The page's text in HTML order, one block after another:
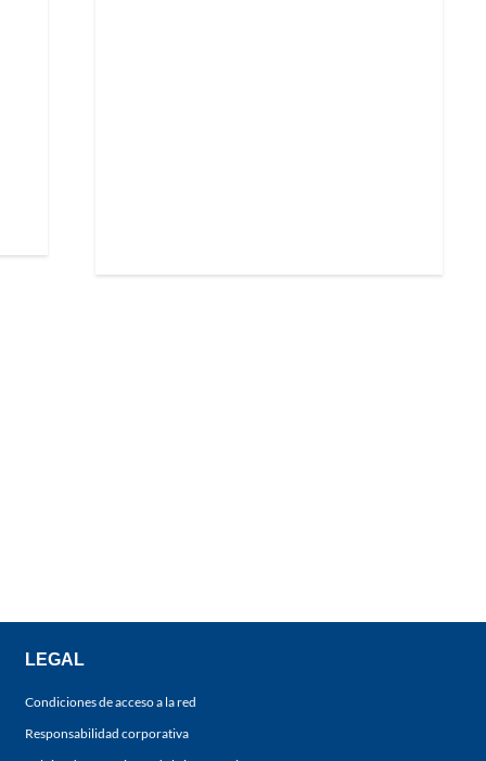
LEGAL
Condiciones de acceso a la red
Responsabilidad corporativa